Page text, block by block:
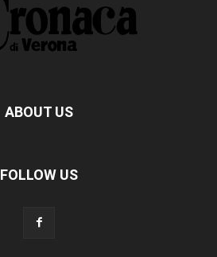
ABOUT US
FOLLOW US